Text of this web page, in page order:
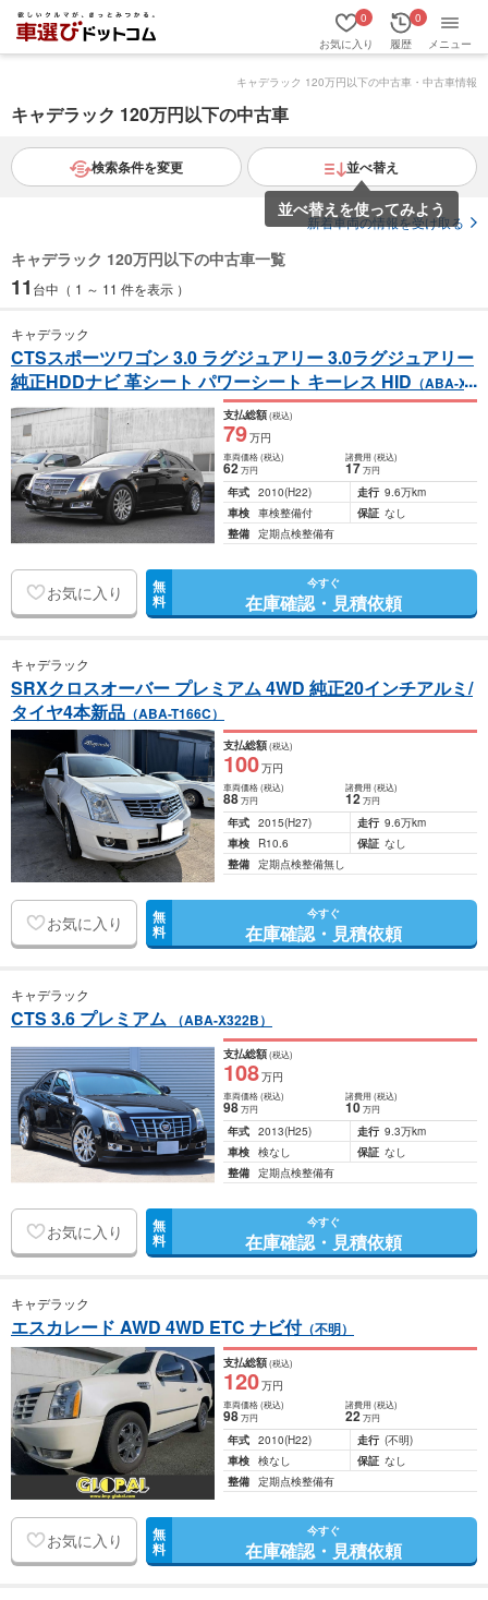
お気に入り
0
履歴
0
メニュー
キャデラック 120万円以下の中古車・中古車情報
キャデラック 120万円以下の中古車
検索条件を変更 並べ替え
並べ替えを使ってみよう
新着車両の情報を受け取る
キャデラック 120万円以下の中古車一覧
11 台中（ 1 ～ 11 件を表示 ）
キャデラック
CTSスポーツワゴン 3.0 ラグジュアリー 3.0ラグジュアリー
純正HDDナビ 革シート パワーシート キーレス HID （ABA-X3
22C）
支払総額(税込)
79万円
車両価格(税込)
62万円
諸費用 (税込)
17 万円
年式 2010(H22) 走行 9.6万km
車検 車検整備付 保証 なし
整備 定期点検整備有
お気に入り 無
料
今すぐ
在庫確認・見積依頼
キャデラック
SRXクロスオーバー プレミアム 4WD 純正20インチアルミ/
タイヤ4本新品 （ABA-T166C）
支払総額(税込)
100万円
車両価格(税込)
88万円
諸費用 (税込)
12 万円
年式 2015(H27) 走行 9.6万km
車検
R10.6 保証 なし
整備 定期点検整備無し
お気に入り 無
料
今すぐ
在庫確認・見積依頼
キャデラック
CTS 3.6 プレミアム （ABA-X322B）
支払総額(税込)
108万円
車両価格(税込)
98万円
諸費用 (税込)
10 万円
年式 2013(H25) 走行 9.3万km
車検 検なし 保証 なし
整備 定期点検整備有
お気に入り 無
料
今すぐ
在庫確認・見積依頼
キャデラック
エスカレード AWD 4WD ETC ナビ付（不明）
支払総額(税込)
120万円
車両価格(税込)
98万円
諸費用 (税込)
22 万円
年式 2010(H22) 走行 (不明)
車検 検なし 保証 なし
整備 定期点検整備有
お気に入り 無
料
今すぐ
在庫確認・見積依頼